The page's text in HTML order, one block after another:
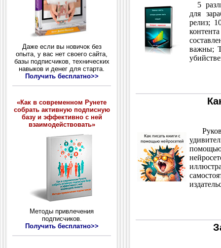
Даже если вы новичок без
опыта, у вас нет своего сайта,
базы подписчиков, технических
навыков и денег для старта.
Получить бесплатно>>
«Как в современном Рунете
собрать активную подписную
базу и эффективно с ней
взаимодействовать»
Методы привлечения
подписчиков.
Получить бесплатно>>
5
для
релиз;
важны;